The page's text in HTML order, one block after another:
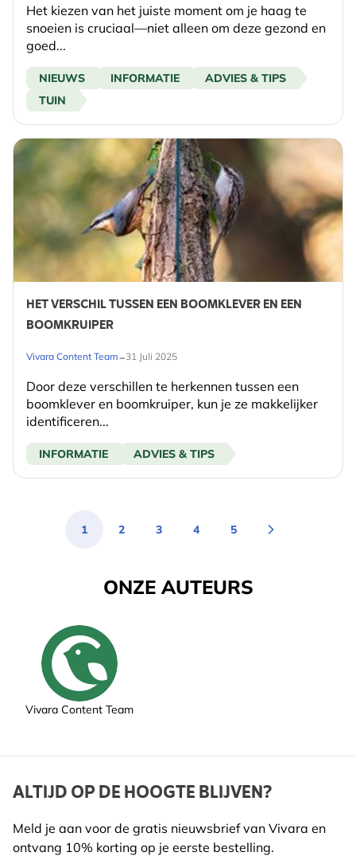
Het kiezen van het juiste moment om je haag te
snoeien is cruciaal—niet alleen om deze gezond en
goed...
NIEUWS INFORMATIE
ADVIES & TIPS
TUIN
HET VERSCHIL TUSSEN EEN BOOMKLEVER EN EEN
BOOMKRUIPER
Vivara Content Team-31 Juli 2025
Door deze verschillen te herkennen tussen een
boomklever en boomkruiper, kun je ze makkelijker
identificeren...
INFORMATIE ADVIES & TIPS
You're currently reading page
1 Pagina
2 Pagina
3 Pagina
4 Pagina
5
ONZE AUTEURS
Vivara Content Team
ALTIJD OP DE HOOGTE BLIJVEN?
Meld je aan voor de gratis nieuwsbrief van Vivara en
ontvang 10% korting op je eerste bestelling.